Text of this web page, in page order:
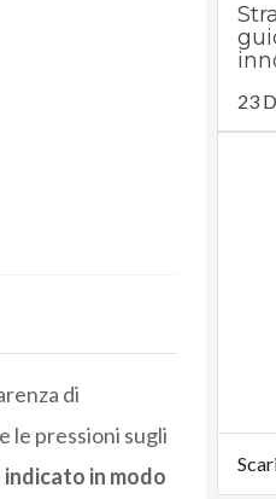
di
le pressioni sugli
in modo
23